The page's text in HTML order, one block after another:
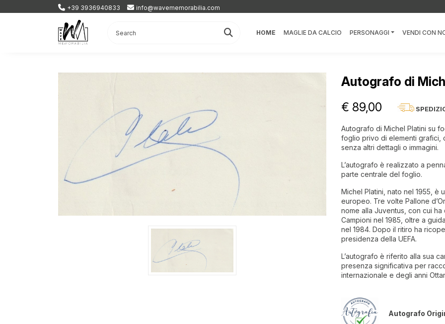
+39 3936940833 info@wavememorabilia.com
HOME MAGLIE DA CALCIO PERSONAGGI VENDI CON
Autografo di
€ 89,00
Autografo di Michel Platini su
foglio privo di elementi grafici,
senza altri dettagli o immagini.
L’autografo è realizzato a
parte centrale del foglio.
Michel Platini, nato nel 1955, è
europeo. Tre volte Pallone
nome alla Juventus, con cui
Campioni nel 1985, oltre a
nel 1984. Dopo il ritiro ha
presidenza della UEFA.
L’autografo è riferito alla sua
presenza significativa per
internazionale e degli anni
Autografo